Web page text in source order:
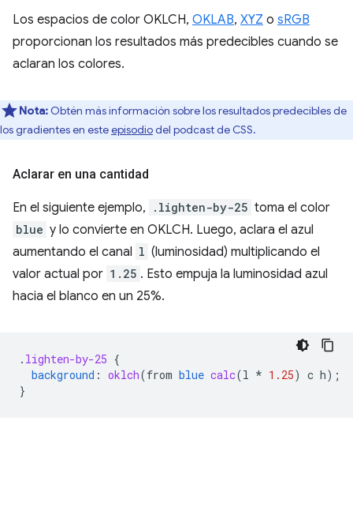
Los espacios de color OKLCH, OKLAB, XYZ o sRGB
proporcionan los resultados más predecibles cuando se
aclaran los colores.
Nota: Obtén más información sobre los resultados predecibles de
los gradientes en esteepisodiodel podcast de CSS.
Aclarar en una cantidad
En el siguiente ejemplo, .lighten-by-25 toma el color
blue y lo convierte en OKLCH. Luego, aclara el azul
aumentando el canal l (luminosidad) multiplicando el
valor actual por 1.25 . Esto empuja la luminosidad azul
hacia el blanco en un 25%.
. lighten-by-25 {
background : oklch(from blue calc(l * 1.25) c h);
}